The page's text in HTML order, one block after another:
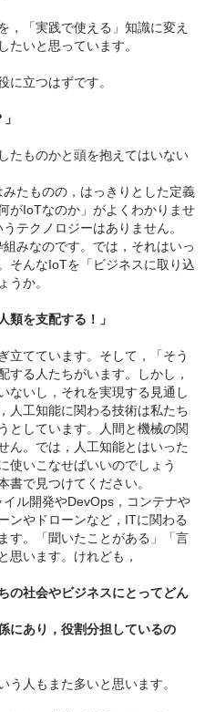
，「実践で使える」知識に変え
いと思っています。
に立つはずです。
たものかと頭を抱えてはいない
たものの，はっきりとした定義
がIoTなのか」がよくわかりませ
テクノロジーはありません。
みなのです。では，それはいっ
そんなIoTを「ビジネスに取り込
うか。
類を支配する！」
立てています。そして，「そう
する人たちがいます。しかし，
ないし，それを実現する見通し
人工知能に関わる技術は私たち
としています。人間と機械の関
ん。では，人工知能とはいった
使いこなせばいいのでしょう
書で見つけてください。
ル開発やDevOps，コンテナや
ンやドローンなど，ITに関わる
す。「聞いたことがある」「言
思います。けれども，
の社会やビジネスにとってどん
にあり，役割分担しているの
う人もまた多いと思います。